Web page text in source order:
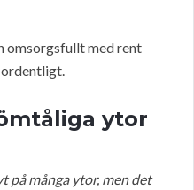
omsorgsfullt med rent
ytor
på många ytor, men det